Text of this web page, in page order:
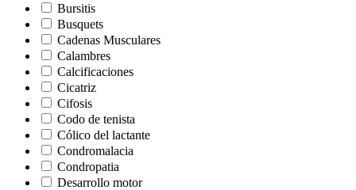
Bursitis
Busquets
Cadenas Musculares
Calambres
Calcificaciones
Cicatriz
Cifosis
Codo de tenista
Cólico del lactante
Condromalacia
Condropatia
Desarrollo motor